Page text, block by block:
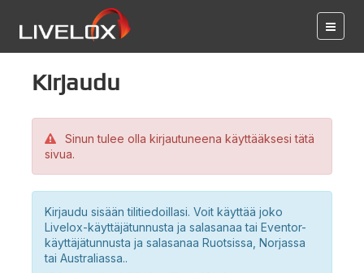
Kirjaudu
Sinun tulee olla kirjautuneena käyttääksesi tätä
sivua.
Kirjaudu sisään tilitiedoillasi. Voit käyttää joko
Livelox-käyttäjätunnusta ja salasanaa tai Eventor-
käyttäjätunnusta ja salasanaa Ruotsissa, Norjassa
tai Australiassa..